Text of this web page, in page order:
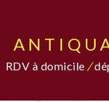
RDV à domicile /